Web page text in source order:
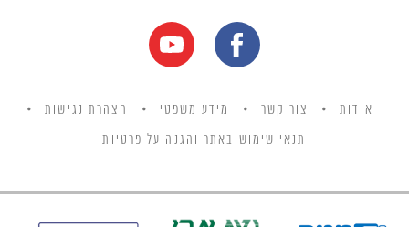
אודות צור קשר מידע משפטי הצהרת נגישות
תנאי שימוש באתר והגנה על פרטיות